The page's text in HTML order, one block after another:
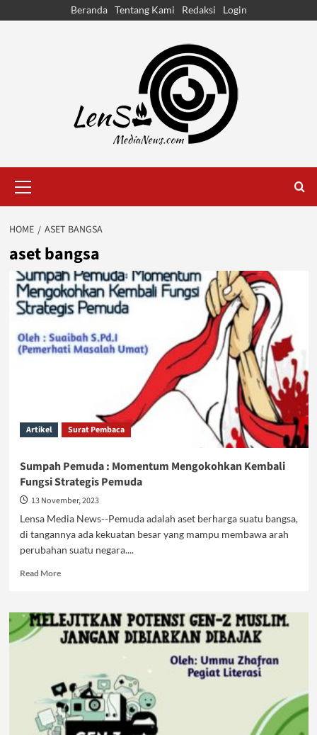
Beranda Tentang Kami Redaksi Login
Menu
HOME ASET BANGSA
aset bangsa
Artikel Surat Pembaca
Sumpah Pemuda : Momentum Mengokohkan Kembali
Fungsi Strategis Pemuda
13 November, 2023
Lensa Media News--Pemuda adalah aset berharga suatu bangsa,
di tangannya ada kekuatan besar yang mampu membawa arah
perubahan suatu negara....
Read MoreRead
Sumpah
Pemuda
:
Kembali
Fungsi
Strategis
Pemuda